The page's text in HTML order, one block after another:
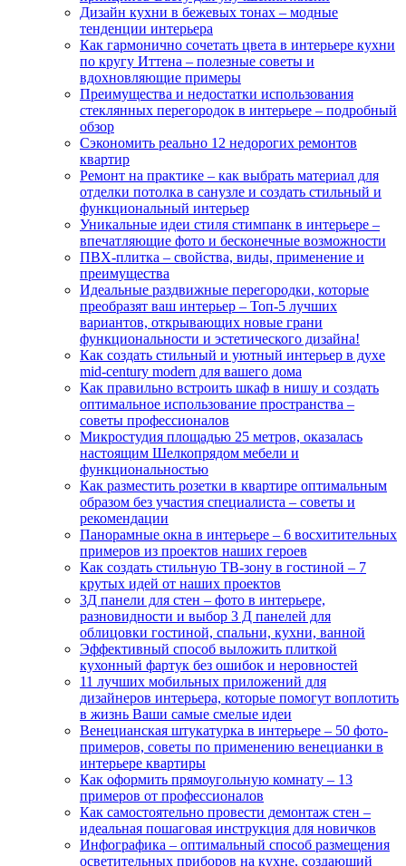
Дизайн кухни в бежевых тонах – модные
тенденции интерьера
Как гармонично сочетать цвета в интерьере кухни
по кругу Иттена – полезные советы и
вдохновляющие примеры
Преимущества и недостатки использования
стеклянных перегородок в интерьере – подробный
обзор
Сэкономить реально 12 недорогих ремонтов
квартир
Ремонт на практике – как выбрать материал для
отделки потолка в санузле и создать стильный и
функциональный интерьер
Уникальные идеи стиля стимпанк в интерьере –
впечатляющие фото и бесконечные возможности
ПВХ-плитка – свойства, виды, применение и
преимущества
Идеальные раздвижные перегородки, которые
преобразят ваш интерьер – Топ-5 лучших
вариантов, открывающих новые грани
функциональности и эстетического дизайна!
Как создать стильный и уютный интерьер в духе
mid-century modern для вашего дома
Как правильно встроить шкаф в нишу и создать
оптимальное использование пространства –
советы профессионалов
Микростудия площадью 25 метров, оказалась
настоящим Шелкопрядом мебели и
функциональностью
Как разместить розетки в квартире оптимальным
образом без участия специалиста – советы и
рекомендации
Панорамные окна в интерьере – 6 восхитительных
примеров из проектов наших героев
Как создать стильную ТВ-зону в гостиной – 7
крутых идей от наших проектов
3Д панели для стен – фото в интерьере,
разновидности и выбор 3 Д панелей для
облицовки гостиной, спальни, кухни, ванной
Эффективный способ выложить плиткой
кухонный фартук без ошибок и неровностей
11 лучших мобильных приложений для
дизайнеров интерьера, которые помогут воплотить
в жизнь Ваши самые смелые идеи
Венецианская штукатурка в интерьере – 50 фото-
примеров, советы по применению венецианки в
интерьере квартиры
Как оформить прямоугольную комнату – 13
примеров от профессионалов
Как самостоятельно провести демонтаж стен –
идеальная пошаговая инструкция для новичков
Инфографика – оптимальный способ размещения
осветительных приборов на кухне, создающий